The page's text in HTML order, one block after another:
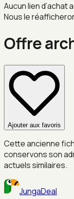
Aucun lien d’achat
Nous le
Offre
Ajouter aux favoris
Cette ancienne
conservons son
actuels similaires.
JungaDeal